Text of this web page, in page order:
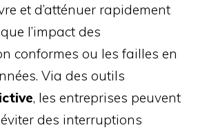
et d’atténuer rapidement
l’impact des
conformes ou les failles en
Via des outils
, les entreprises peuvent
des interruptions